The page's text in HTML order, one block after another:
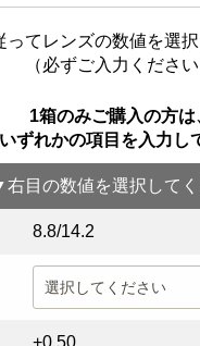
ってレンズの数値を選
（必ずご入力ください
1箱のみご購入の方は
ずれかの項目を入力し
右目 の数値を選択して
8.8/14.2
+0.50